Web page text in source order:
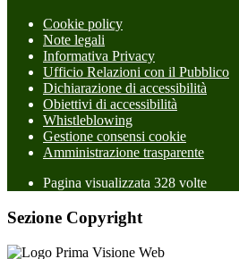
Cookie policy
Note legali
Informativa Privacy
Ufficio Relazioni con il Pubblico
Dichiarazione di accessibilità
Obiettivi di accessibilità
Whistleblowing
Gestione consensi cookie
Amministrazione trasparente
Pagina visualizzata 328 volte
Sezione Copyright